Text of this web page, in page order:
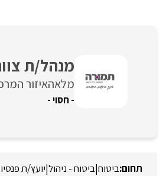
מנהל/ת
מלאהאיזור
- חסוי -
ביטוח|ביטוח - ניהול|יועץ/ת